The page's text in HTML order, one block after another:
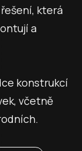
která
a
konstrukcí
včetně